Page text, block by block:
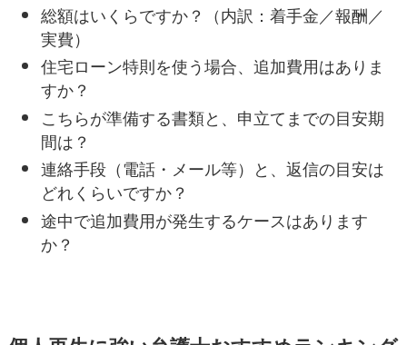
総額はいくらですか？（内訳：着手金／報酬／
実費）
住宅ローン特則を使う場合、追加費用はありま
すか？
こちらが準備する書類と、申立てまでの目安期
間は？
連絡手段（電話・メール等）と、返信の目安は
どれくらいですか？
途中で追加費用が発生するケースはあります
か？